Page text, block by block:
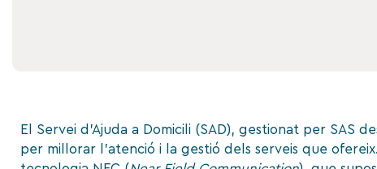
El Servei d’Ajuda a Domicili (SAD), gestionat per SAS
per millorar l’atenció i la gestió dels serveis que